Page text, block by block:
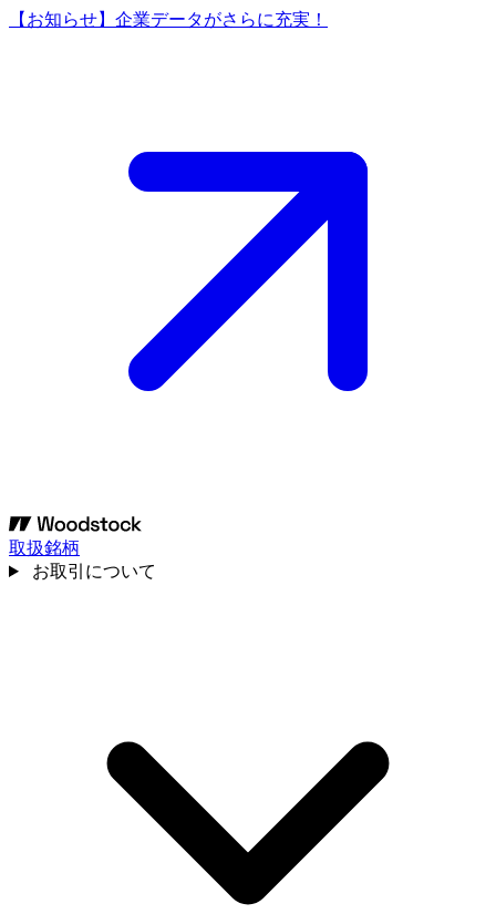
【お知らせ】企業データがさらに充実！
取扱銘柄
お取引について